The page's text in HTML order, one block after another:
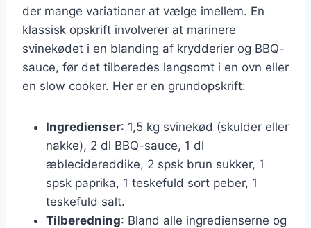
der mange variationer at vælge imellem. En
klassisk opskrift involverer at marinere
svinekødet i en blanding af krydderier og BBQ-
sauce, før det tilberedes langsomt i en ovn eller
en slow cooker. Her er en grundopskrift:
Ingredienser: 1,5 kg svinekød (skulder eller
nakke), 2 dl BBQ-sauce, 1 dl
æblecidereddike, 2 spsk brun sukker, 1
spsk paprika, 1 teskefuld sort peber, 1
teskefuld salt.
Tilberedning: Bland alle ingredienserne og